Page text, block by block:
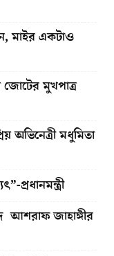
মাইর একটাও
জোটের মুখপাত্র
অভিনেত্রী মধুমিতা
প্রধানমন্ত্রী
আশরাফ জাহাঙ্গীর